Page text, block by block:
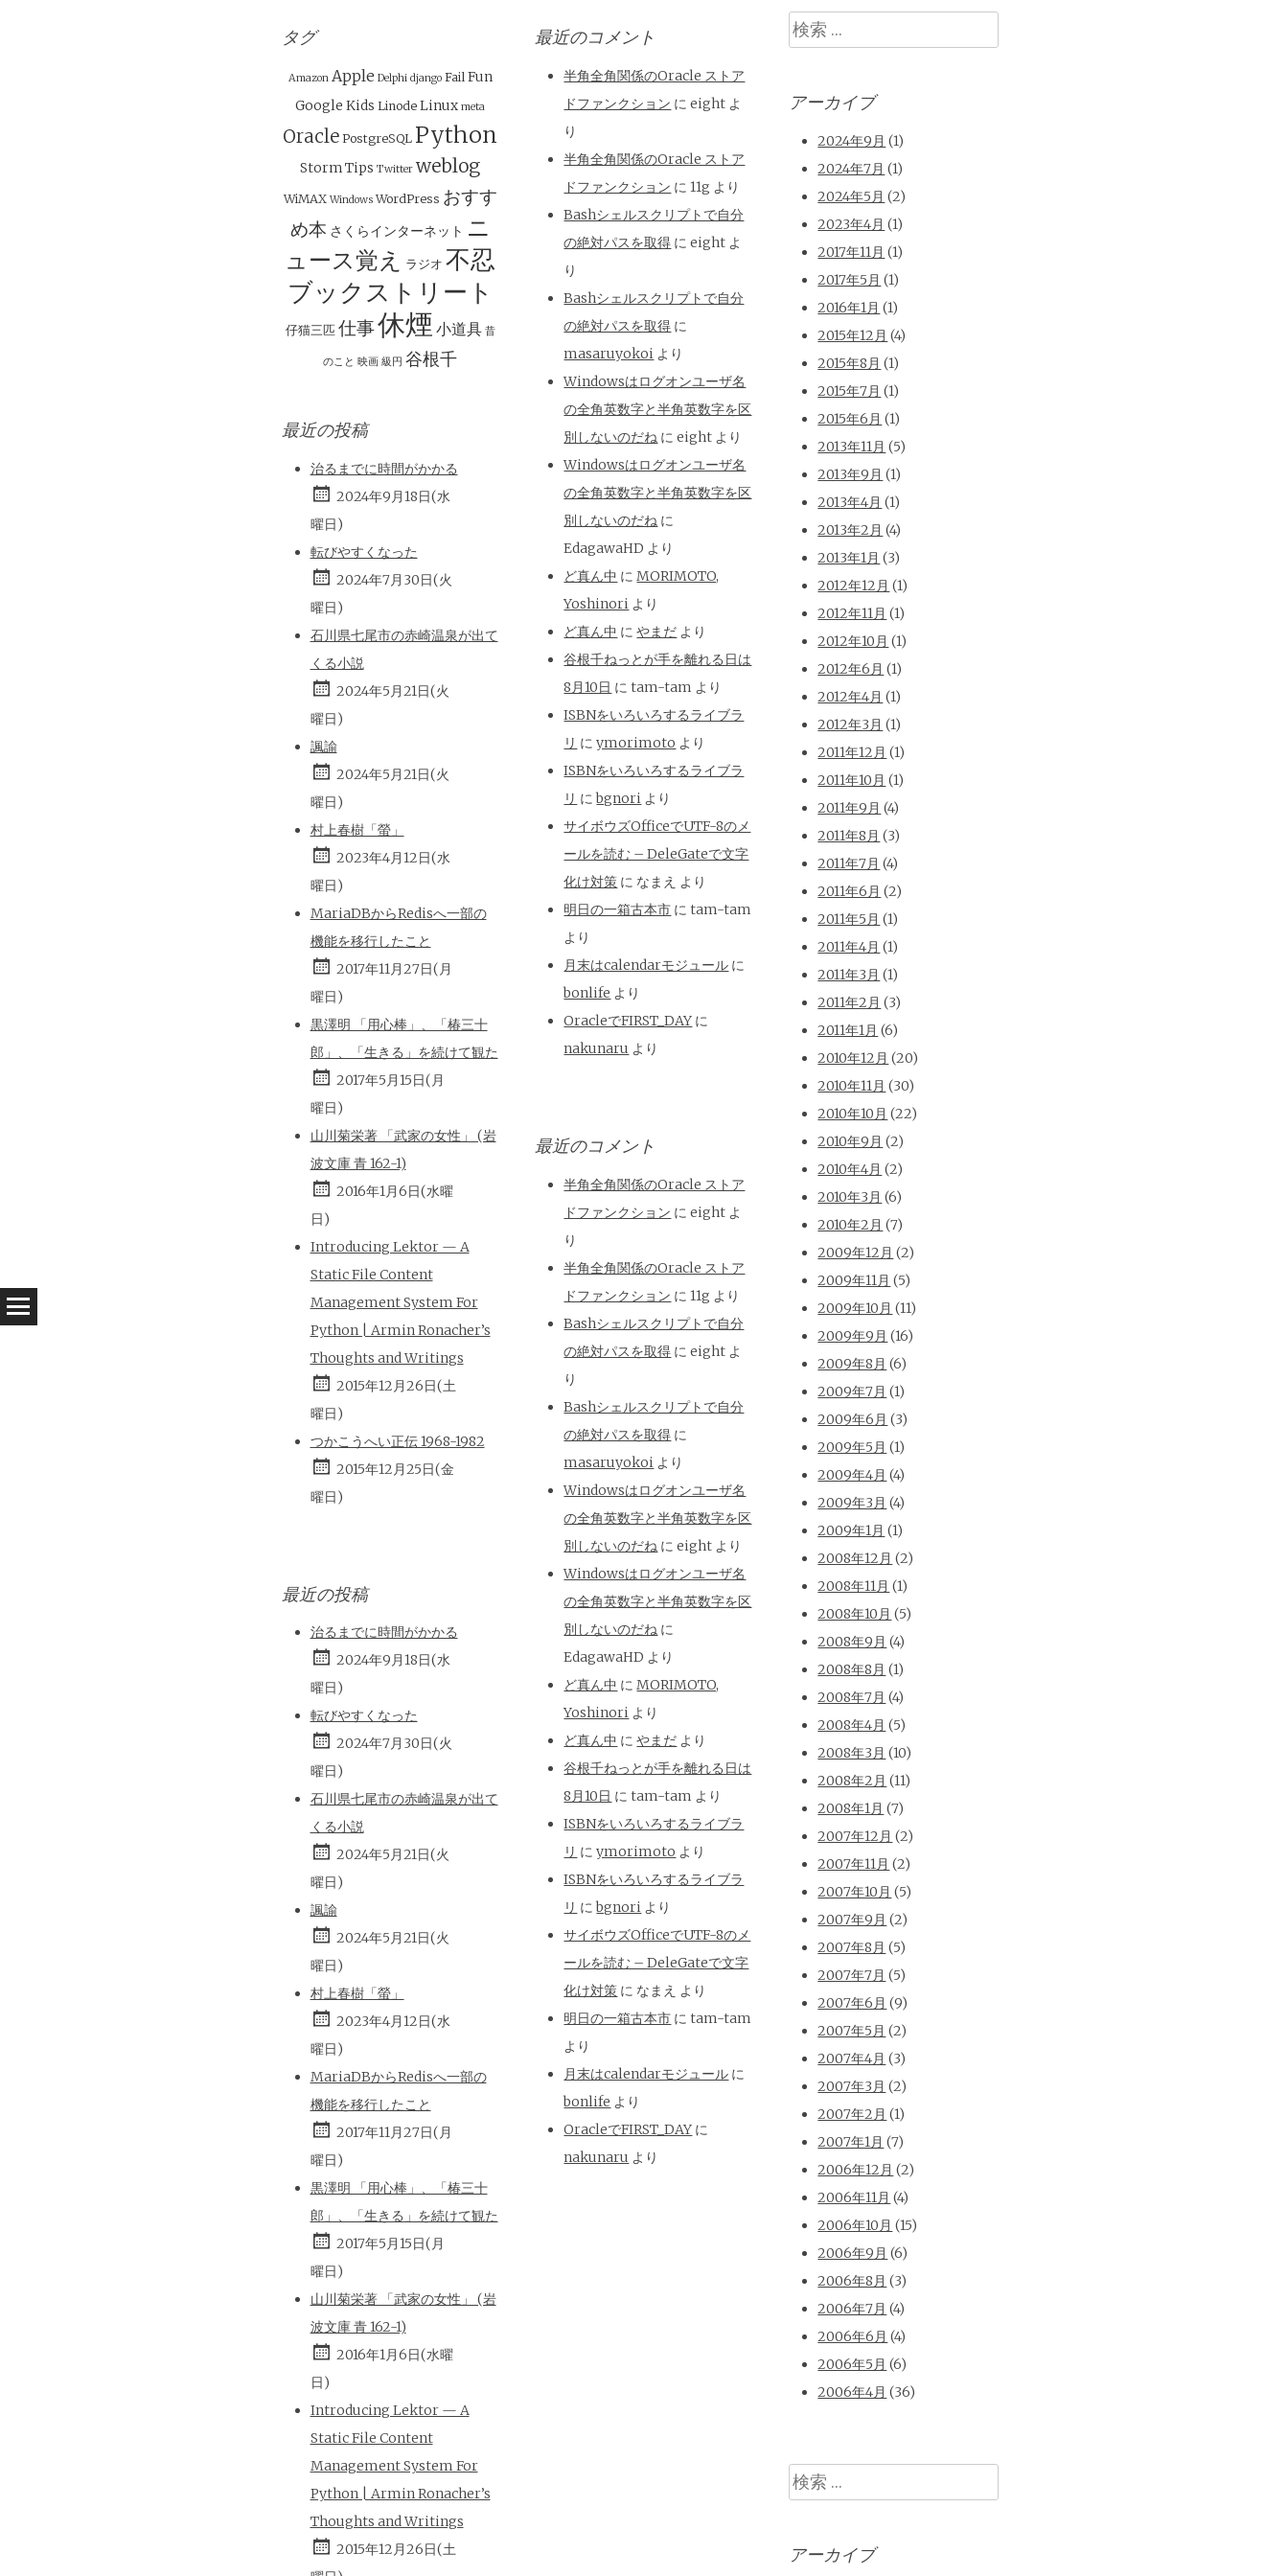
ナ
ビ
ゲ
ー
シ
ョ
ン
タグ
Amazon Apple Delphi django Fail Fun
Google Kids Linode Linux meta
Oracle PostgreSQL Python
StormTips Twitter weblog
WiMAX Windows WordPress おすす
め本 さくらインターネット ニ
ュース覚え
ラジオ 不忍
ブックストリート
仔猫三匹 仕事休煙 小道具 昔
のこと 映画 級円 谷根千
最近の投稿
治るまでに時間がかかる
2024年9月18日(水
曜日)
転びやすくなった
2024年7月30日(火
曜日)
石川県七尾市の赤崎温泉が出て
くる小説
2024年5月21日(火
曜日)
諷諭
2024年5月21日(火
曜日)
村上春樹「螢」
2023年4月12日(水
曜日)
MariaDBからRedisへ一部の
機能を移行したこと
2017年11月27日(月
曜日)
黒澤明 「用心棒」、「椿三十
郎」、「生きる」を続けて観た
2017年5月15日(月
曜日)
山川菊栄著 「武家の女性」 (岩
波文庫 青 162-1)
2016年1月6日(水曜
日)
Introducing Lektor — A
Static File Content
Management System For
Python | Armin Ronacher’s
Thoughts and Writings
2015年12月26日(土
曜日)
つかこうへい正伝 1968-1982
2015年12月25日(金
曜日)
最近の投稿
治るまでに時間がかかる
2024年9月18日(水
曜日)
転びやすくなった
2024年7月30日(火
曜日)
石川県七尾市の赤崎温泉が出て
くる小説
2024年5月21日(火
曜日)
諷諭
2024年5月21日(火
曜日)
村上春樹「螢」
2023年4月12日(水
曜日)
MariaDBからRedisへ一部の
機能を移行したこと
2017年11月27日(月
曜日)
黒澤明 「用心棒」、「椿三十
郎」、「生きる」を続けて観た
2017年5月15日(月
曜日)
山川菊栄著 「武家の女性」 (岩
波文庫 青 162-1)
2016年1月6日(水曜
日)
Introducing Lektor — A
Static File Content
Management System For
Python | Armin Ronacher’s
Thoughts and Writings
2015年12月26日(土
最近のコメント
半角全角関係のOracle ストア
ドファンクション にeight よ
り
半角全角関係のOracle ストア
ドファンクション に11g より
Bashシェルスクリプトで自分
の絶対パスを取得 にeight よ
り
Bashシェルスクリプトで自分
の絶対パスを取得 に
masaruyokoi より
Windowsはログオンユーザ名
の全角英数字と半角英数字を区
別しないのだね にeight より
Windowsはログオンユーザ名
の全角英数字と半角英数字を区
別しないのだね に
EdagawaHD より
ど真ん中 にMORIMOTO,
Yoshinori より
ど真ん中 にやまだ より
谷根千ねっとが手を離れる日は
8月10日 にtam-tam より
ISBNをいろいろするライブラ
リ にymorimoto より
ISBNをいろいろするライブラ
リ にbgnori より
サイボウズOfficeでUTF-8のメ
ールを読む – DeleGateで文字
化け対策 に なまえ より
明日の一箱古本市 にtam-tam
より
月末はcalendarモジュール に
bonlife より
OracleでFIRST_DAY に
nakunaru より
最近のコメント
半角全角関係のOracle ストア
ドファンクション にeight よ
り
半角全角関係のOracle ストア
ドファンクション に11g より
Bashシェルスクリプトで自分
の絶対パスを取得 にeight よ
り
Bashシェルスクリプトで自分
の絶対パスを取得 に
masaruyokoi より
Windowsはログオンユーザ名
の全角英数字と半角英数字を区
別しないのだね にeight より
Windowsはログオンユーザ名
の全角英数字と半角英数字を区
別しないのだね に
EdagawaHD より
ど真ん中 にMORIMOTO,
Yoshinori より
ど真ん中 にやまだ より
谷根千ねっとが手を離れる日は
8月10日 にtam-tam より
ISBNをいろいろするライブラ
リ にymorimoto より
ISBNをいろいろするライブラ
リ にbgnori より
サイボウズOfficeでUTF-8のメ
ールを読む – DeleGateで文字
化け対策 に なまえ より
明日の一箱古本市 にtam-tam
より
月末はcalendarモジュール に
bonlife より
OracleでFIRST_DAY に
nakunaru より
検
索
アーカイブ
2024年9月 (1)
2024年7月 (1)
2024年5月 (2)
2023年4月 (1)
2017年11月 (1)
2017年5月 (1)
2016年1月 (1)
2015年12月 (4)
2015年8月 (1)
2015年7月 (1)
2015年6月 (1)
2013年11月 (5)
2013年9月 (1)
2013年4月 (1)
2013年2月 (4)
2013年1月 (3)
2012年12月 (1)
2012年11月 (1)
2012年10月 (1)
2012年6月 (1)
2012年4月 (1)
2012年3月 (1)
2011年12月 (1)
2011年10月 (1)
2011年9月 (4)
2011年8月 (3)
2011年7月 (4)
2011年6月 (2)
2011年5月 (1)
2011年4月 (1)
2011年3月 (1)
2011年2月 (3)
2011年1月 (6)
2010年12月 (20)
2010年11月 (30)
2010年10月 (22)
2010年9月 (2)
2010年4月 (2)
2010年3月 (6)
2010年2月 (7)
2009年12月 (2)
2009年11月 (5)
2009年10月 (11)
2009年9月 (16)
2009年8月 (6)
2009年7月 (1)
2009年6月 (3)
2009年5月 (1)
2009年4月 (4)
2009年3月 (4)
2009年1月 (1)
2008年12月 (2)
2008年11月 (1)
2008年10月 (5)
2008年9月 (4)
2008年8月 (1)
2008年7月 (4)
2008年4月 (5)
2008年3月 (10)
2008年2月 (11)
2008年1月 (7)
2007年12月 (2)
2007年11月 (2)
2007年10月 (5)
2007年9月 (2)
2007年8月 (5)
2007年7月 (5)
2007年6月 (9)
2007年5月 (2)
2007年4月 (3)
2007年3月 (2)
2007年2月 (1)
2007年1月 (7)
2006年12月 (2)
2006年11月 (4)
2006年10月 (15)
2006年9月 (6)
2006年8月 (3)
2006年7月 (4)
2006年6月 (4)
2006年5月 (6)
2006年4月 (36)
検
索
アーカイブ